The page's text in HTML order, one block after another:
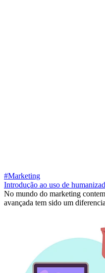
#Marketing
Introdução ao uso de
No mundo do marketing
avançada tem sido um